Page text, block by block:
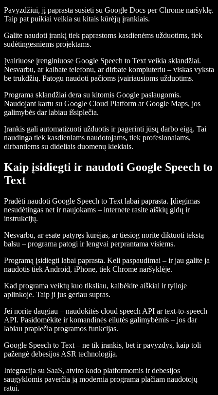
Pavyzdžiui, jį paprasta susieti su Google Docs per Chrome naršyklę.
Taip pat puikiai veikia su kitais kūrėjų įrankiais.
Galite naudoti įrankį tiek paprastoms kasdienėms užduotims, tiek
sudėtingesniems projektams.
Įvairiuose įrenginiuose Google Speech to Text veikia sklandžiai.
Nesvarbu, ar kalbate telefonu, ar dirbate kompiuteriu – viskas vyksta
be trukdžių. Patogu naudoti pačioms įvairiausioms užduotims.
Programa sklandžiai dera su kitomis Google paslaugomis.
Naudojant kartu su Google Cloud Platform ar Google Maps, jos
galimybės dar labiau išsiplečia.
Įrankis gali automatizuoti užduotis ir pagerinti jūsų darbo eigą. Tai
naudinga tiek kasdieniams naudotojams, tiek profesionalams,
dirbantiems su dideliais duomenų kiekiais.
Kaip įsidiegti ir naudoti Google Speech to
Text
Pradėti naudoti Google Speech to Text labai paprasta. Įdiegimas
nesudėtingas net ir naujokams – internete rasite aiškių gidų ir
instrukcijų.
Nesvarbu, ar esate patyręs kūrėjas, ar tiesiog norite diktuoti tekstą
balsu – programa patogi ir lengvai perprantama visiems.
Programą įsidiegti labai paprasta. Keli paspaudimai – ir jau galite ja
naudotis tiek Android, iPhone, tiek Chrome naršyklėje.
Kad programa veiktų kuo tiksliau, kalbėkite aiškiai ir tylioje
aplinkoje. Taip ji jus geriau supras.
Jei norite daugiau – naudokitės cloud speech API ar text-to-speech
API. Pasidomėkite ir komandinės eilutės galimybėmis – jos dar
labiau praplečia programos funkcijas.
Google Speech to Text – ne tik įrankis, bet ir pavyzdys, kaip toli
pažengė debesijos ASR technologija.
Integracija su SaaS, atviro kodo platformomis ir debesijos
saugyklomis paverčia ją modernia programa plačiam naudotojų
ratui.